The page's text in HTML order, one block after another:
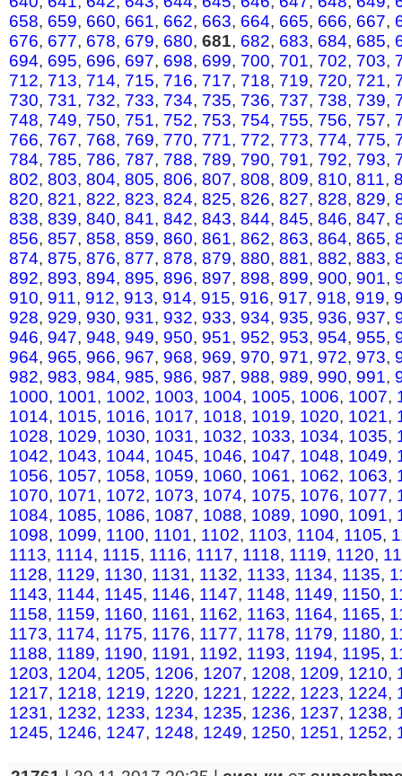
658, 659, 660, 661, 662, 663, 664, 665, 666, 667,
676, 677, 678, 679, 680, 681, 682, 683, 684, 685,
694, 695, 696, 697, 698, 699, 700, 701, 702, 703,
712, 713, 714, 715, 716, 717, 718, 719, 720, 721,
730, 731, 732, 733, 734, 735, 736, 737, 738, 739,
748, 749, 750, 751, 752, 753, 754, 755, 756, 757,
766, 767, 768, 769, 770, 771, 772, 773, 774, 775,
784, 785, 786, 787, 788, 789, 790, 791, 792, 793,
802, 803, 804, 805, 806, 807, 808, 809, 810, 811,
820, 821, 822, 823, 824, 825, 826, 827, 828, 829,
838, 839, 840, 841, 842, 843, 844, 845, 846, 847,
856, 857, 858, 859, 860, 861, 862, 863, 864, 865,
874, 875, 876, 877, 878, 879, 880, 881, 882, 883,
892, 893, 894, 895, 896, 897, 898, 899, 900, 901,
910, 911, 912, 913, 914, 915, 916, 917, 918, 919,
928, 929, 930, 931, 932, 933, 934, 935, 936, 937,
946, 947, 948, 949, 950, 951, 952, 953, 954, 955,
964, 965, 966, 967, 968, 969, 970, 971, 972, 973,
982, 983, 984, 985, 986, 987, 988, 989, 990, 991,
1000, 1001, 1002, 1003, 1004, 1005, 1006, 1007,
1014, 1015, 1016, 1017, 1018, 1019, 1020, 1021,
1028, 1029, 1030, 1031, 1032, 1033, 1034, 1035,
1042, 1043, 1044, 1045, 1046, 1047, 1048, 1049,
1056, 1057, 1058, 1059, 1060, 1061, 1062, 1063,
1070, 1071, 1072, 1073, 1074, 1075, 1076, 1077,
1084, 1085, 1086, 1087, 1088, 1089, 1090, 1091,
1098, 1099, 1100, 1101, 1102, 1103, 1104, 1105,
1113, 1114, 1115, 1116, 1117, 1118, 1119, 1120,
1128, 1129, 1130, 1131, 1132, 1133, 1134, 1135,
1143, 1144, 1145, 1146, 1147, 1148, 1149, 1150,
1158, 1159, 1160, 1161, 1162, 1163, 1164, 1165,
1173, 1174, 1175, 1176, 1177, 1178, 1179, 1180,
1188, 1189, 1190, 1191, 1192, 1193, 1194, 1195,
1203, 1204, 1205, 1206, 1207, 1208, 1209, 1210,
1217, 1218, 1219, 1220, 1221, 1222, 1223, 1224,
1231, 1232, 1233, 1234, 1235, 1236, 1237, 1238,
1245, 1246, 1247, 1248, 1249, 1250, 1251, 1252,